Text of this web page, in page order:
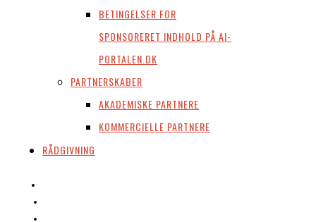
BETINGELSER FOR
SPONSORERET INDHOLD PÅ AI-
PORTALEN.DK
PARTNERSKABER
AKADEMISKE PARTNERE
KOMMERCIELLE PARTNERE
RÅDGIVNING